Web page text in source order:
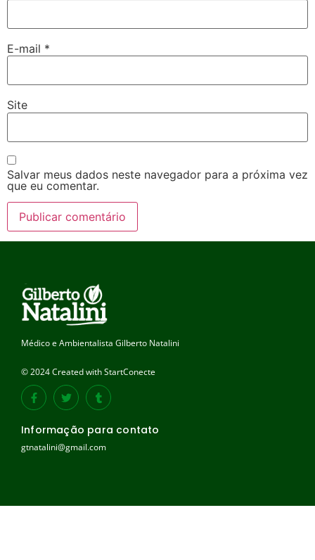
E-mail *
Site
Salvar meus dados neste navegador para a próxima vez
que eu comentar.
Médico e Ambientalista Gilberto Natalini
© 2024 Created with StartConecte
Informação para contato
gtnatalini@gmail.com